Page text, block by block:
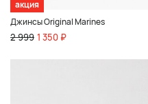
акция
Джинсы Original Marines
2 999 1 350 ₽